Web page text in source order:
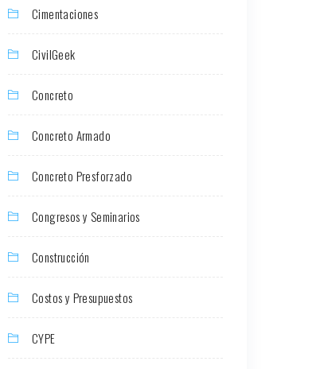
Cimentaciones
CivilGeek
Concreto
Concreto Armado
Concreto Presforzado
Congresos y Seminarios
Construcción
Costos y Presupuestos
CYPE